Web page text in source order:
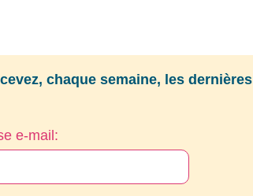
chaque semaine, les dernières
e-mail: